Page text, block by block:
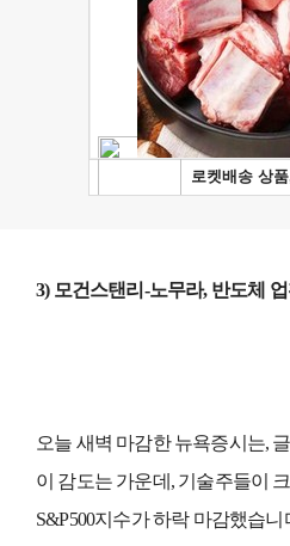
3) 모건스탠리-노무라, 반도체
오늘 새벽 마감한 뉴욕증시는,
이 감도는 가운데, 기술주들이
S&P500지수가 하락 마감했습니